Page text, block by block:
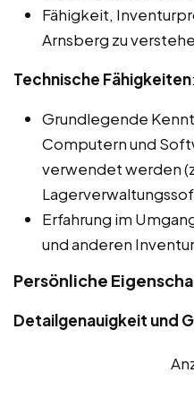
Fähigkeit,
Arnsberg zu
Technische Fähigkeiten:
Grundlegende
Computern und
verwendet werden
Erfahrung im
und anderen
Persönliche
Detailgenauigkeit und